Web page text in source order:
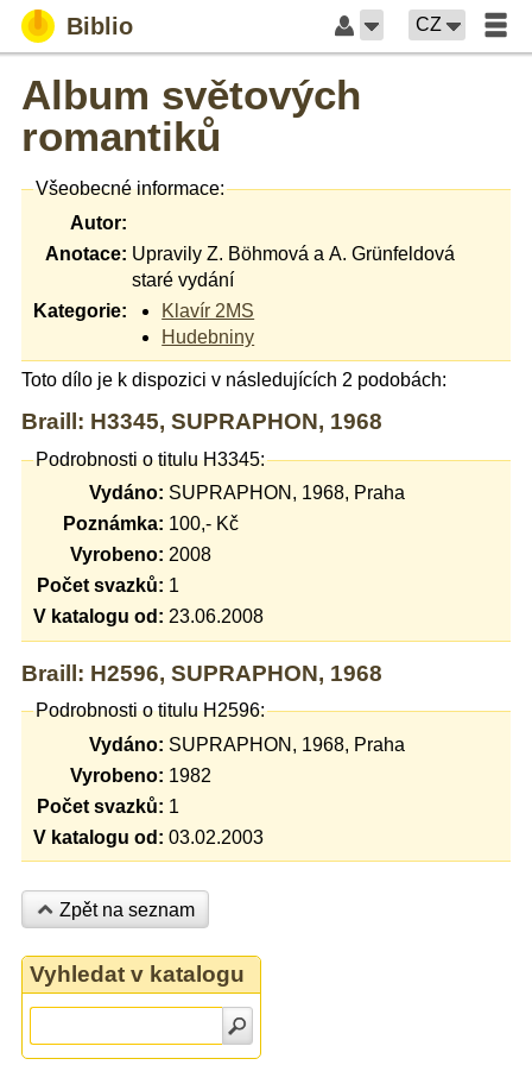
Biblio CZ
Album světových
romantiků
Všeobecné informace:
Autor:
Anotace: Upravily Z. Böhmová a A. Grünfeldová
staré vydání
Kategorie:
Klavír 2MS
Hudebniny
Toto dílo je k dispozici v následujících 2 podobách:
Braill: H3345, SUPRAPHON, 1968
Podrobnosti o titulu H3345:
Vydáno: SUPRAPHON, 1968, Praha
Poznámka: 100,- Kč
Vyrobeno: 2008
Počet svazků: 1
V katalogu od: 23.06.2008
Braill: H2596, SUPRAPHON, 1968
Podrobnosti o titulu H2596:
Vydáno: SUPRAPHON, 1968, Praha
Vyrobeno: 1982
Počet svazků: 1
V katalogu od: 03.02.2003
Zpět na seznam
Vyhledat v katalogu